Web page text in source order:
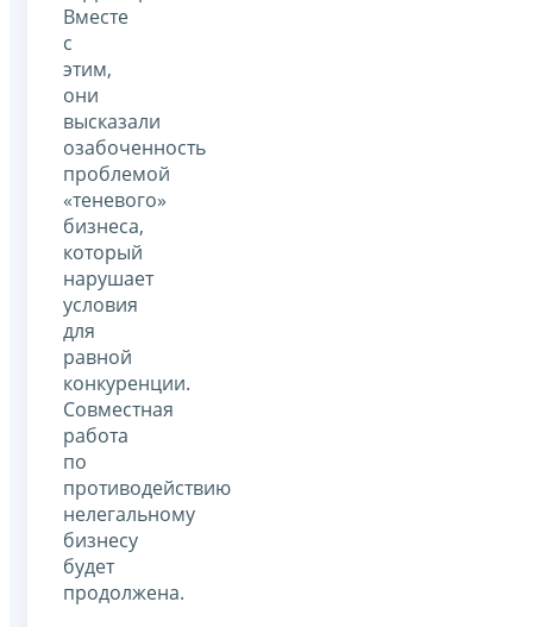
Вместе
с
этим,
они
высказали
озабоченность
проблемой
«теневого»
бизнеса,
который
нарушает
условия
для
равной
конкуренции.
Совместная
работа
по
противодействию
нелегальному
бизнесу
будет
продолжена.